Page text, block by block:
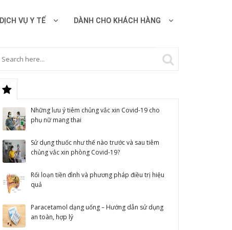
DỊCH VỤ Y TẾ DÀNH CHO KHÁCH HÀNG
Những lưu ý tiêm chủng vắc xin Covid-19 cho
phụ nữ mang thai
Sử dụng thuốc như thế nào trước và sau tiêm
chủng vắc xin phòng Covid-19?
Rối loạn tiền đình và phương pháp điều trị hiệu
quả
Paracetamol dạng uống – Hướng dẫn sử dụng
an toàn, hợp lý